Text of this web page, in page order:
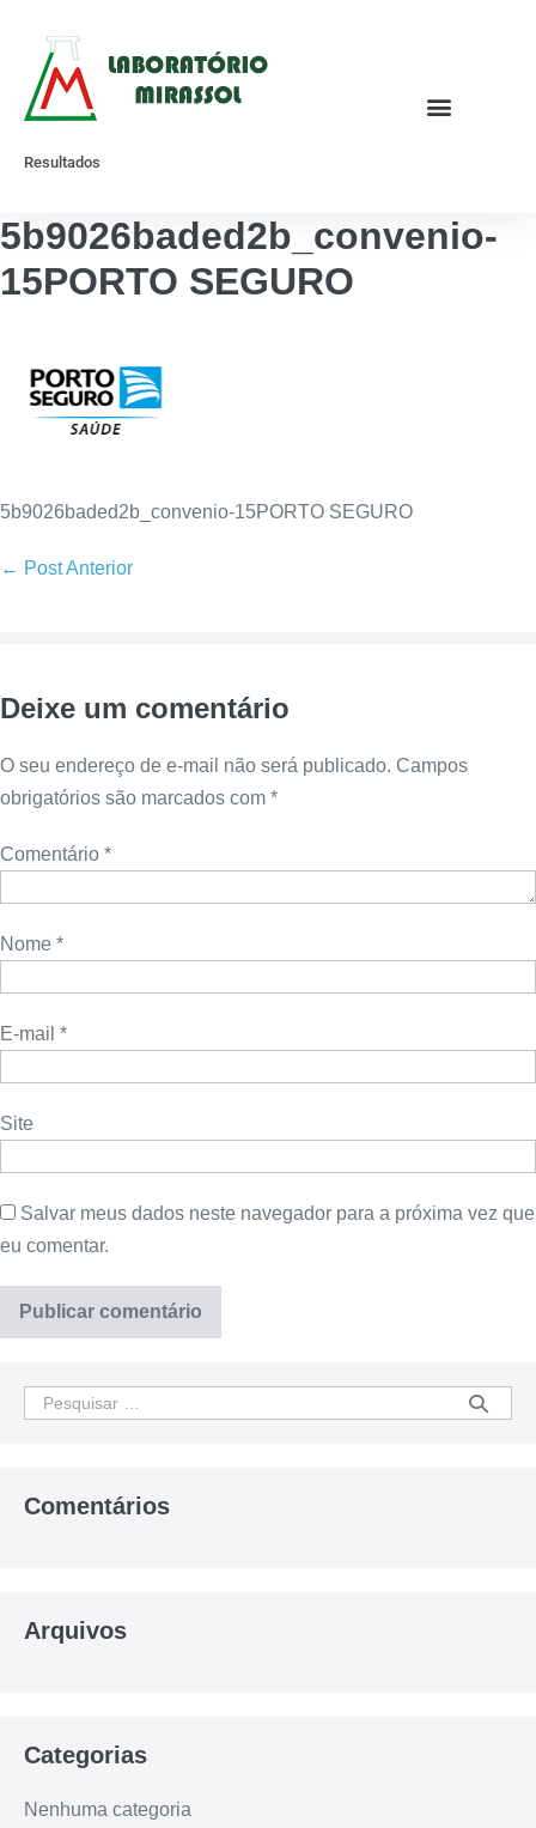
Resultados
5b9026baded2b_convenio-
15PORTO SEGURO
5b9026baded2b_convenio-15PORTO SEGURO
← Post Anterior
Deixe um comentário
O seu endereço de e-mail não será publicado. Campos
obrigatórios são marcados com *
Comentário *
Nome *
E-mail *
Site
Salvar meus dados neste navegador para a próxima vez que
eu comentar.
Comentários
Arquivos
Categorias
Nenhuma categoria